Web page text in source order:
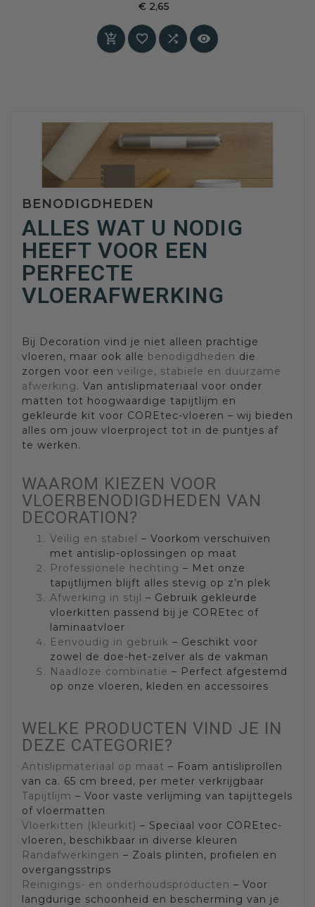
beide zijden is deze tape bijzonder geschikt
voor tijdelijke of semi-permanente bevestiging
zonder schroeven of lijm. Met een breedte van
€ 2,65
   
BENODIGDHEDEN
ALLES WAT U NODIG
HEEFT VOOR EEN
PERFECTE
VLOERAFWERKING
Bij Decoration vind je niet alleen prachtige
vloeren, maar ook alle benodigdheden die
zorgen voor een veilige, stabiele en duurzame
afwerking. Van antislipmateriaal voor onder
matten tot hoogwaardige tapijtlijm en
gekleurde kit voor COREtec-vloeren – wij bieden
alles om jouw vloerproject tot in de puntjes af
te werken.
WAAROM KIEZEN VOOR
VLOERBENODIGDHEDEN VAN
DECORATION?
Veilig en stabiel – Voorkom verschuiven
met antislip-oplossingen op maat
Professionele hechting – Met onze
tapijtlijmen blijft alles stevig op z’n plek
Afwerking in stijl – Gebruik gekleurde
vloerkitten passend bij je COREtec of
laminaatvloer
Eenvoudig in gebruik – Geschikt voor
zowel de doe-het-zelver als de vakman
Naadloze combinatie – Perfect afgestemd
op onze vloeren, kleden en accessoires
WELKE PRODUCTEN VIND JE IN
DEZE CATEGORIE?
Antislipmateriaal op maat – Foam antisliprollen
van ca. 65 cm breed, per meter verkrijgbaar
Tapijtlijm – Voor vaste verlijming van tapijttegels
of vloermatten
Vloerkitten (kleurkit) – Speciaal voor COREtec-
vloeren, beschikbaar in diverse kleuren
Randafwerkingen – Zoals plinten, profielen en
overgangsstrips
Reinigings- en onderhoudsproducten – Voor
langdurige schoonheid en bescherming van je